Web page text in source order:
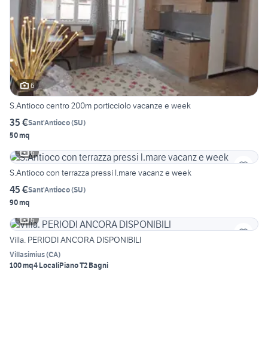
6
S.Antioco centro 200m porticciolo vacanze e week
35 €Sant'Antioco(SU)
50 mq
6
S.Antioco con terrazza pressi l.mare vacanz e week
45 €Sant'Antioco(SU)
90 mq
6
Villa. PERIODI ANCORA DISPONIBILI
Villasimius(CA)
100 mq4 LocaliPiano T2 Bagni